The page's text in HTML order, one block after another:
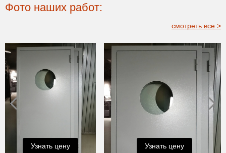
Фото наших работ:
смотреть все >
Узнать цену Узнать цену